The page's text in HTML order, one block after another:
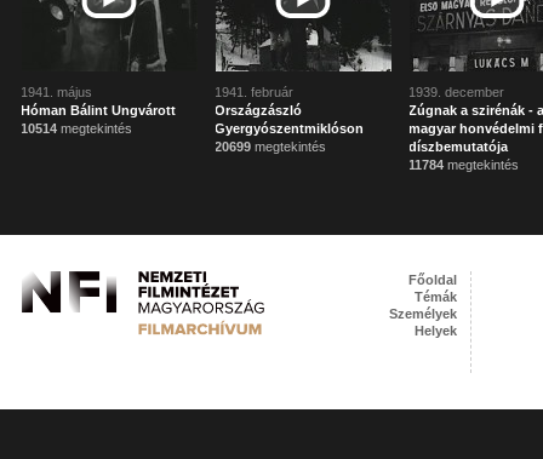
1941. május
Hóman Bálint Ungvárott
10514 megtekintés
1941. február
Országzászló
Gyergyószentmiklóson
20699 megtekintés
1939. december
Zúgnak a szirénák -
magyar honvédelmi
díszbemutatója
11784 megtekintés
Főoldal
Témák
Személyek
Helyek